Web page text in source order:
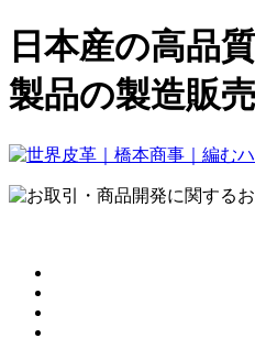
日本産の高品
製品の製造販